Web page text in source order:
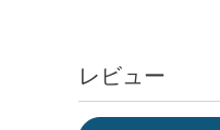
レビュー